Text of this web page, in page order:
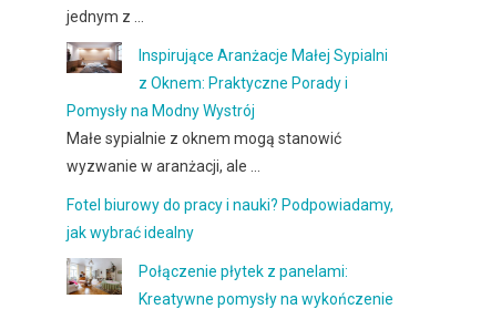
jednym z …
Inspirujące Aranżacje Małej Sypialni
z Oknem: Praktyczne Porady i
Pomysły na Modny Wystrój
Małe sypialnie z oknem mogą stanowić
wyzwanie w aranżacji, ale …
Fotel biurowy do pracy i nauki? Podpowiadamy,
jak wybrać idealny
Połączenie płytek z panelami:
Kreatywne pomysły na wykończenie